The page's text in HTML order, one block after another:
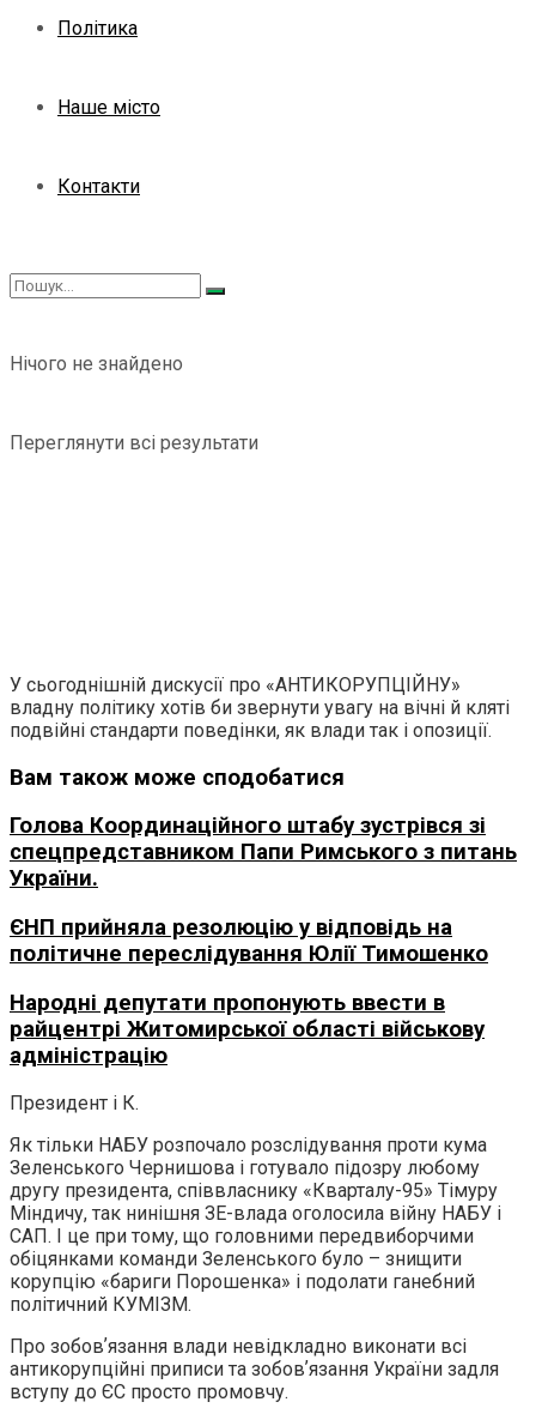
Політика
Наше місто
Контакти
Нічого не знайдено
Переглянути всі результати
У сьогоднішній дискусії про «АНТИКОРУПЦІЙНУ»
владну політику хотів би звернути увагу на вічні й кляті
подвійні стандарти поведінки, як влади так і опозиції.
Вам також може сподобатися
Голова Координаційного штабу зустрівся зі
спецпредставником Папи Римського з питань
України.
ЄНП прийняла резолюцію у відповідь на
політичне переслідування Юлії Тимошенко
Народні депутати пропонують ввести в
райцентрі Житомирської області військову
адміністрацію
Президент і К.
Як тільки НАБУ розпочало розслідування проти кума
Зеленського Чернишова і готувало підозру любому
другу президента, співвласнику «Кварталу-95» Тімуру
Міндичу, так нинішня ЗЕ-влада оголосила війну НАБУ і
САП. І це при тому, що головними передвиборчими
обіцянками команди Зеленського було – знищити
корупцію «бариги Порошенка» і подолати ганебний
політичний КУМІЗМ.
Про зобовʼязання влади невідкладно виконати всі
антикорупційні приписи та зобовʼязання України задля
вступу до ЄС просто промовчу.